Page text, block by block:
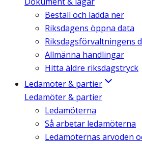
Beställ och ladda ner
Riksdagens öppna data
Riksdagsförvaltningens
Allmänna handlingar
Hitta äldre riksdagstryck
Ledamöter & partier
Ledamöter & partier
Ledamöterna
Så arbetar ledamöterna
Ledamöternas arvoden